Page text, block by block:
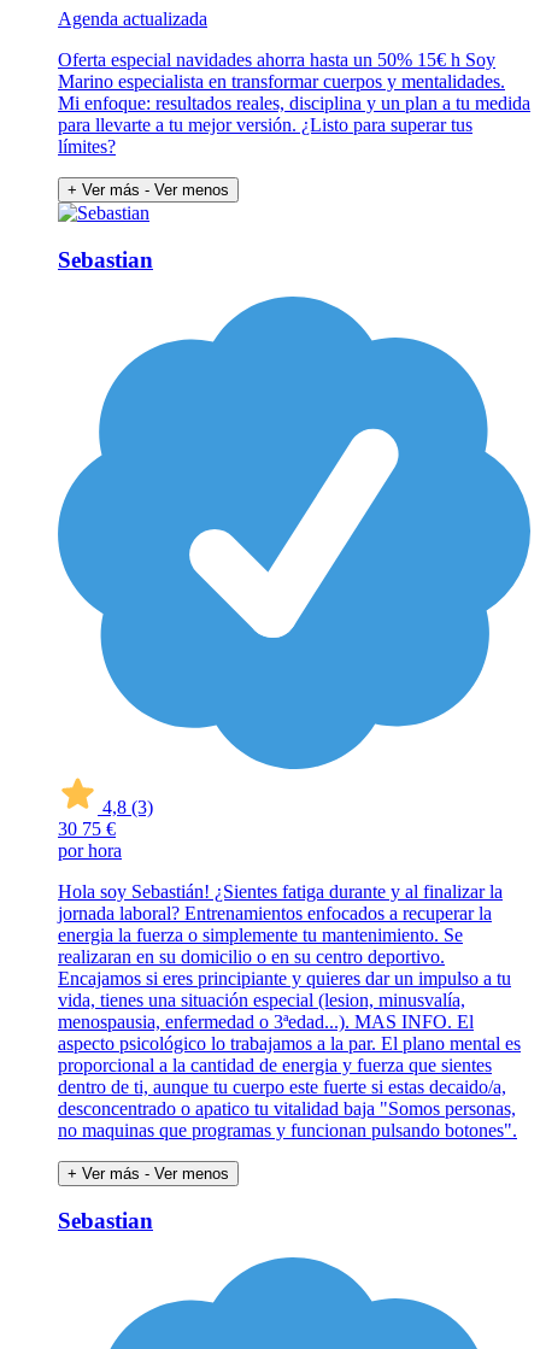
Agenda actualizada
Oferta especial navidades ahorra hasta un 50% 15€ h Soy
Marino especialista en transformar cuerpos y mentalidades.
Mi enfoque: resultados reales, disciplina y un plan a tu medida
para llevarte a tu mejor versión. ¿Listo para superar tus
límites?
+ Ver más - Ver menos
Sebastian
4,8 (3)
30 75 €
por hora
Hola soy Sebastián! ¿Sientes fatiga durante y al finalizar la
jornada laboral? Entrenamientos enfocados a recuperar la
energia la fuerza o simplemente tu mantenimiento. Se
realizaran en su domicilio o en su centro deportivo.
Encajamos si eres principiante y quieres dar un impulso a tu
vida, tienes una situación especial (lesion, minusvalía,
menospausia, enfermedad o 3ªedad...). MAS INFO. El
aspecto psicológico lo trabajamos a la par. El plano mental es
proporcional a la cantidad de energia y fuerza que sientes
dentro de ti, aunque tu cuerpo este fuerte si estas decaido/a,
desconcentrado o apatico tu vitalidad baja "Somos personas,
no maquinas que programas y funcionan pulsando botones".
+ Ver más - Ver menos
Sebastian